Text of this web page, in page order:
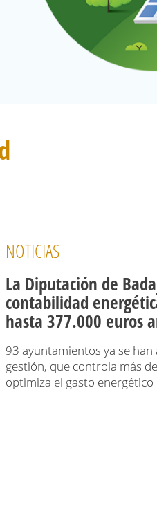
NOTICIAS
La Diputación de
contabilidad
hasta 377.000 euros
93 ayuntamientos ya se
gestión, que controla más
optimiza el gasto